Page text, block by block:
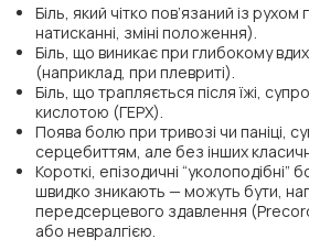
Біль, який чітко пов’язаний із рухом
натисканні, зміні положення).
Біль, що виникає при глибокому
(наприклад, при плевриті).
Біль, що трапляється після їжі,
кислотою (ГЕРХ).
Поява болю при тривозі чи паніці,
серцебиттям, але без інших
Короткі, епізодичні “уколоподібні”
швидко зникають — можуть бути,
передсерцевого здавлення
або невралгією.